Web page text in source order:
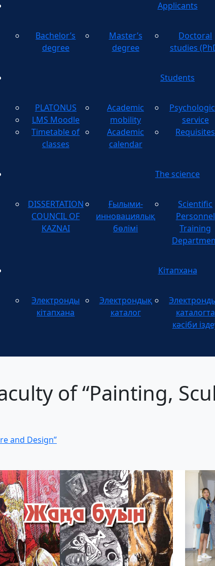
Applicants
Bachelor’s
degree
Master’s
degree
Doctoral
studies
Students
PLATONUS
LMS Moodle
Timetable of
classes
Academic
mobility
Academic
calendar
service
Requisites
The science
DISSERTATION
COUNCIL OF
KAZNAI
Ғылыми-
инновациялық
бөлімі
Scientific
Personnel
Training
Кітапхана
Электронды
кітапхана
Электрондық
каталог
каталогта
кәсіби
of “Painting,
and Design”